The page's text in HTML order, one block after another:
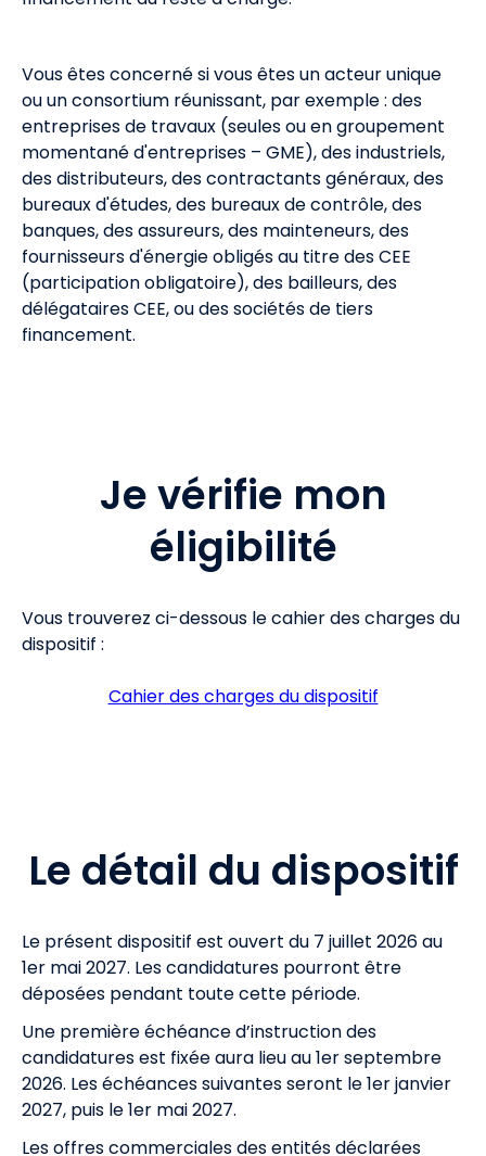
Vous êtes concerné si vous êtes un acteur unique
ou un consortium réunissant, par exemple : des
entreprises de travaux (seules ou en groupement
momentané d'entreprises – GME), des industriels,
des distributeurs, des contractants généraux, des
bureaux d'études, des bureaux de contrôle, des
banques, des assureurs, des mainteneurs, des
fournisseurs d'énergie obligés au titre des CEE
(participation obligatoire), des bailleurs, des
délégataires CEE, ou des sociétés de tiers
financement.
Je vérifie mon
éligibilité
Vous trouverez ci-dessous le cahier des charges du
dispositif :
Cahier des charges du dispositif
Le détail du dispositif
Le présent dispositif est ouvert du 7 juillet 2026 au
1er mai 2027. Les candidatures pourront être
déposées pendant toute cette période.
Une première échéance d’instruction des
candidatures est fixée aura lieu au 1er septembre
2026. Les échéances suivantes seront le 1er janvier
2027, puis le 1er mai 2027.
Les offres commerciales des entités déclarées